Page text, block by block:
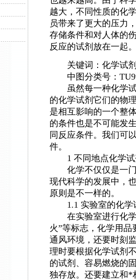
越大，不同性质的化
员带来了更大的压力
存储条件和对人体的
反应的试剂放在一起
关键词：化学试剂
中图分类号：
虽然每一种化学试
的化学试剂它们的物
是相互影响的一个整
的条件也是不可能发
同反应条件。我们可
件。
1 不同地点化学试
化学不仅仅是一门
现代科学的发展中，
原则是不一样的。
1.1 实验室的化学
在实验室进行化学
火”等标志，化学用
通风环境，还要时刻
理时要根据化学试剂
的试剂、容易燃烧的
独存放。还要建立和*